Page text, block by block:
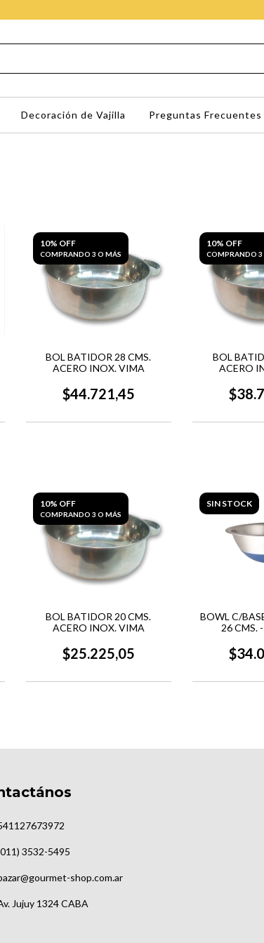
Decoración de Vajilla Preguntas Frecuentes
10% OFF
COMPRANDO 3 O MÁS
BOL BATIDOR 28 CMS.
ACERO INOX. VIMA
$44.721,45
10% OFF
COMPRANDO 3
BOL
ACERO
10% OFF
COMPRANDO 3 O MÁS
BOL BATIDOR 20 CMS.
ACERO INOX. VIMA
$25.225,05
SIN STOCK
BOWL C/
26 CMS.
3532-5495
shop.com.ar
Jujuy 1324 CABA